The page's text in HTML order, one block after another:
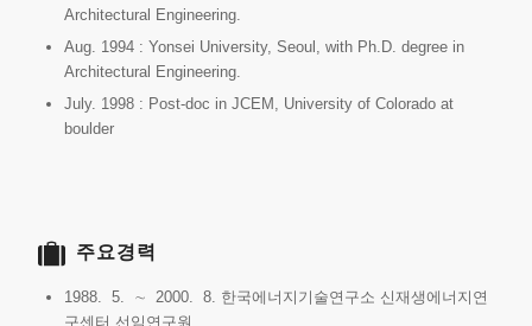
Architectural Engineering.
Aug. 1994 : Yonsei University, Seoul, with Ph.D. degree in
Architectural Engineering.
July. 1998 : Post-doc in JCEM, University of Colorado at
boulder
주요경력
1988. 5. ∼ 2000. 8. 한국에너지기술연구소 신재생에너지연
구센터 선임연구원